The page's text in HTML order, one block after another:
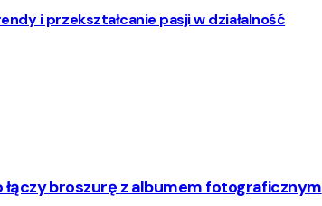
i przekształcanie pasji w działalność
broszurę z albumem fotograficznym